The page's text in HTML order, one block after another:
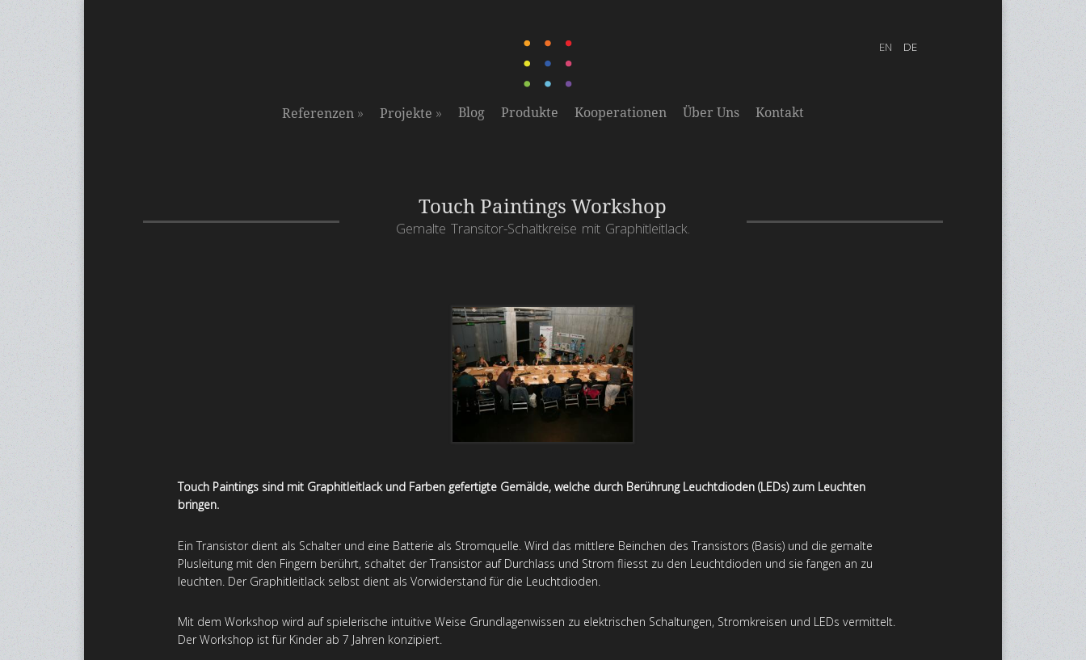
Referenzen » Projekte » Blog Produkte Kooperationen Über Uns Kontakt
Touch Paintings Workshop
Gemalte Transitor-Schaltkreise mit Graphitleitlack.
Touch Paintings sind mit Graphitleitlack und Farben gefertigte Gemälde, welche durch Berührung Leuchtdioden (LEDs) zum Leuchten
bringen.
Ein Transistor dient als Schalter und eine Batterie als Stromquelle. Wird das mittlere Beinchen des Transistors (Basis) und die gemalte
Plusleitung mit den Fingern berührt, schaltet der Transistor auf Durchlass und Strom fliesst zu den Leuchtdioden und sie fangen an zu
leuchten. Der Graphitleitlack selbst dient als Vorwiderstand für die Leuchtdioden.
Mit dem Workshop wird auf spielerische intuitive Weise Grundlagenwissen zu elektrischen Schaltungen, Stromkreisen und LEDs vermittelt.
Der Workshop ist für Kinder ab 7 Jahren konzipiert.